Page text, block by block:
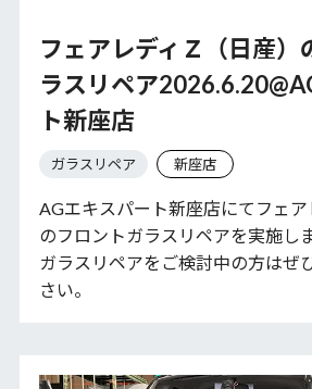
フェアレディＺ（日産）
ラスリペア
ト新座店
ガラスリペア 新座店
AGエキスパート新座店にてフェア
のフロントガラスリペアを実施し
ガラスリペアをご検討中の方はぜ
さい。